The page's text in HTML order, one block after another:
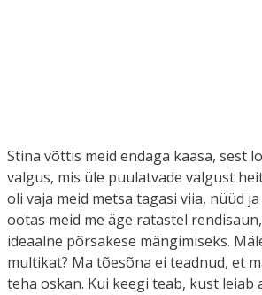
Stina võttis meid endaga kaasa, sest
valgus, mis üle puulatvade valgust
oli vaja meid metsa tagasi viia, nüüd
ootas meid me äge ratastel
ideaalne põrsakese mängimiseks.
multikat? Ma tõesõna ei teadnud, et
teha oskan. Kui keegi teab, kust leiab